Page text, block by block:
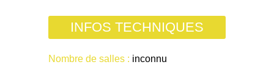
INFOS TECHNIQUES
Nombre de salles : inconnu